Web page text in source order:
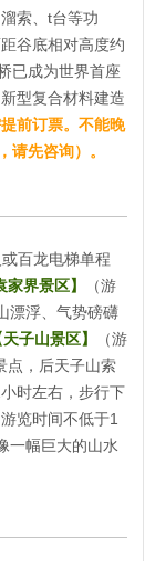
索、t台等功
谷底相对高度约
已成为世界首座
型复合材料建造
前订票。不能晚
请先咨询）。
百龙电梯单程
家界景区】
（游
漂浮、气势磅礴
天子山景区】
（游
点，后天子山索
时左右，步行下
游览时间不低于1
一幅巨大的山水